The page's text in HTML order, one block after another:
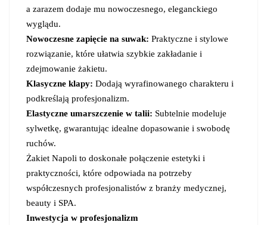
a zarazem dodaje mu nowoczesnego, eleganckiego
wyglądu.
Nowoczesne zapięcie na suwak: Praktyczne i stylowe
rozwiązanie, które ułatwia szybkie zakładanie i
zdejmowanie żakietu.
Klasyczne klapy: Dodają wyrafinowanego charakteru i
podkreślają profesjonalizm.
Elastyczne umarszczenie w talii: Subtelnie modeluje
sylwetkę, gwarantując idealne dopasowanie i swobodę
ruchów.
Żakiet Napoli to doskonałe połączenie estetyki i
praktyczności, które odpowiada na potrzeby
współczesnych profesjonalistów z branży medycznej,
beauty i SPA.
Inwestycja w profesjonalizm